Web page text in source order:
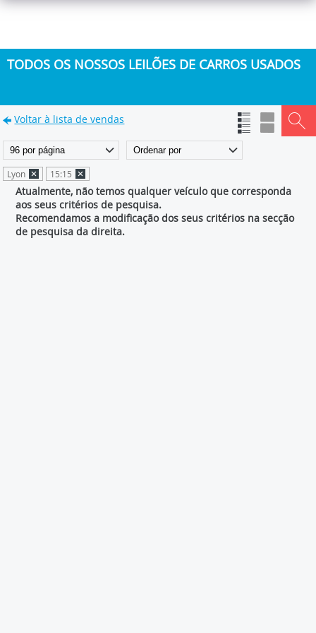
TODOS OS NOSSOS LEILÕES DE CARROS USADOS
Voltar à lista de vendas
Lyon 15:15
Atualmente, não temos qualquer veículo que corresponda
aos seus critérios de pesquisa.
Recomendamos a modificação dos seus critérios na secção
de pesquisa da direita.